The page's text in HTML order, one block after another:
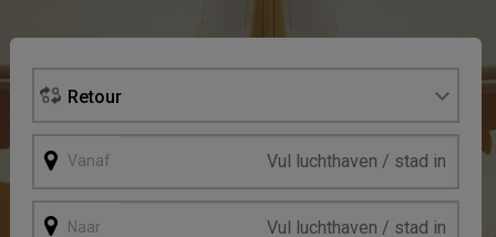
Retour
Vanaf
Naar